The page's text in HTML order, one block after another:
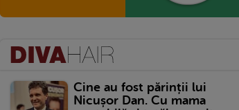
Cine au fost părinții lui
Nicușor Dan. Cu mama